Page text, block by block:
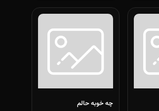
چه خوبه حالم